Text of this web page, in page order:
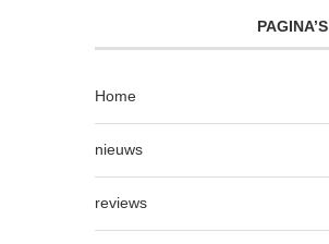
PAGINA’S
Home
nieuws
reviews